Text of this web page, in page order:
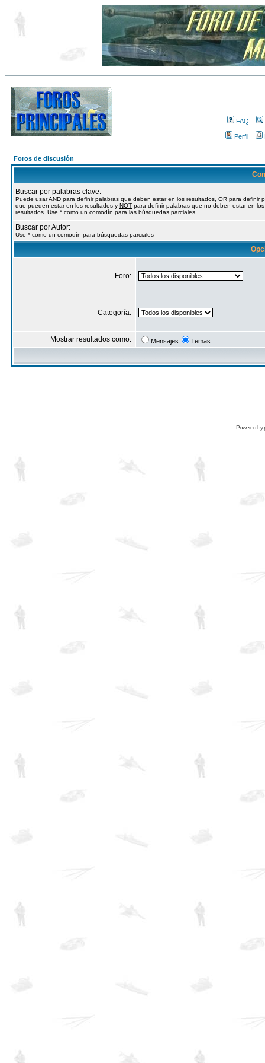
FAQ
Perfil
Foros de discusión
Buscar por palabras clave:
Puede usarAND para definir palabras que deben estar en los resultados, OR para definir
que pueden estar en los resultados y NOT para definir palabras que no deben estar en los
resultados. Use * como un comodín para las búsquedas parciales
Buscar por Autor:
Use * como un comodín para búsquedas parciales
Foro:
Categoría:
Mostrar resultados como: Mensajes Temas
Powered by